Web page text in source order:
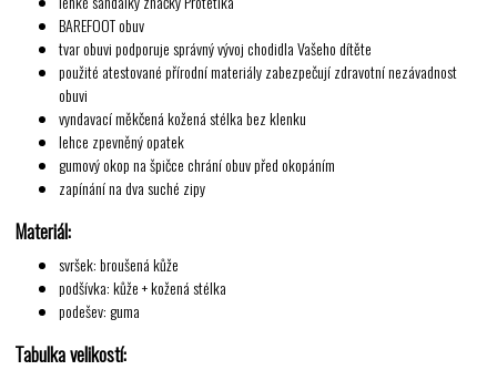
BAREFOOT obuv
tvar obuvi podporuje správný vývoj chodidla Vašeho dítěte
použité atestované přírodní materiály zabezpečují zdravotní nezávadnost
obuvi
vyndavací měkčená kožená stélka bez klenku
lehce zpevněný opatek
gumový okop na špičce chrání obuv před okopáním
zapínání na dva suché zipy
Materiál:
svršek: broušená kůže
podšívka: kůže + kožená stélka
podešev: guma
Tabulka velikostí: